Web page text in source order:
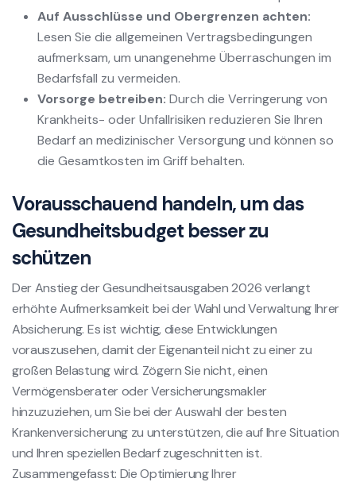
Auf Ausschlüsse und Obergrenzen achten:
Lesen Sie die allgemeinen Vertragsbedingungen
aufmerksam, um unangenehme Überraschungen im
Bedarfsfall zu vermeiden.
Vorsorge betreiben: Durch die Verringerung von
Krankheits- oder Unfallrisiken reduzieren Sie Ihren
Bedarf an medizinischer Versorgung und können so
die Gesamtkosten im Griff behalten.
Vorausschauend handeln, um das
Gesundheitsbudget besser zu
schützen
Der Anstieg der Gesundheitsausgaben 2026 verlangt
erhöhte Aufmerksamkeit bei der Wahl und Verwaltung Ihrer
Absicherung. Es ist wichtig, diese Entwicklungen
vorauszusehen, damit der Eigenanteil nicht zu einer zu
großen Belastung wird. Zögern Sie nicht, einen
Vermögensberater oder Versicherungsmakler
hinzuzuziehen, um Sie bei der Auswahl der besten
Krankenversicherung zu unterstützen, die auf Ihre Situation
und Ihren speziellen Bedarf zugeschnitten ist.
Zusammengefasst: Die Optimierung Ihrer